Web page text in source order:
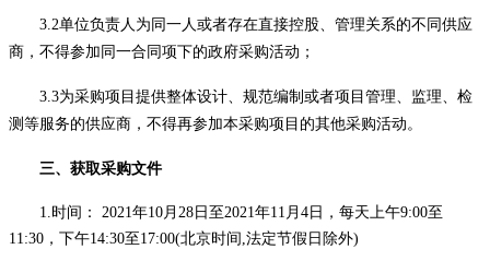
3.2单位负责人为同一人或者存在直接控股、管理关系的不同供应
商，不得参加同一合同项下的政府采购活动；
3.3为采购项目提供整体设计、规范编制或者项目管理、监理、检
测等服务的供应商，不得再参加本采购项目的其他采购活动。
三、获取采购文件
1.时间： 2021年10月 28 日至2021年11 月 4 日，每天上午9:00至
11:30，下午14:30至17:00(北京时间,法定节假日除外)